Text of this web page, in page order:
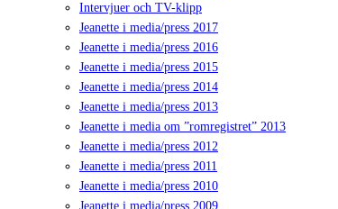
Intervjuer och TV-klipp
Jeanette i media/press 2017
Jeanette i media/press 2016
Jeanette i media/press 2015
Jeanette i media/press 2014
Jeanette i media/press 2013
Jeanette i media om ”romregistret” 2013
Jeanette i media/press 2012
Jeanette i media/press 2011
Jeanette i media/press 2010
Jeanette i media/press 2009